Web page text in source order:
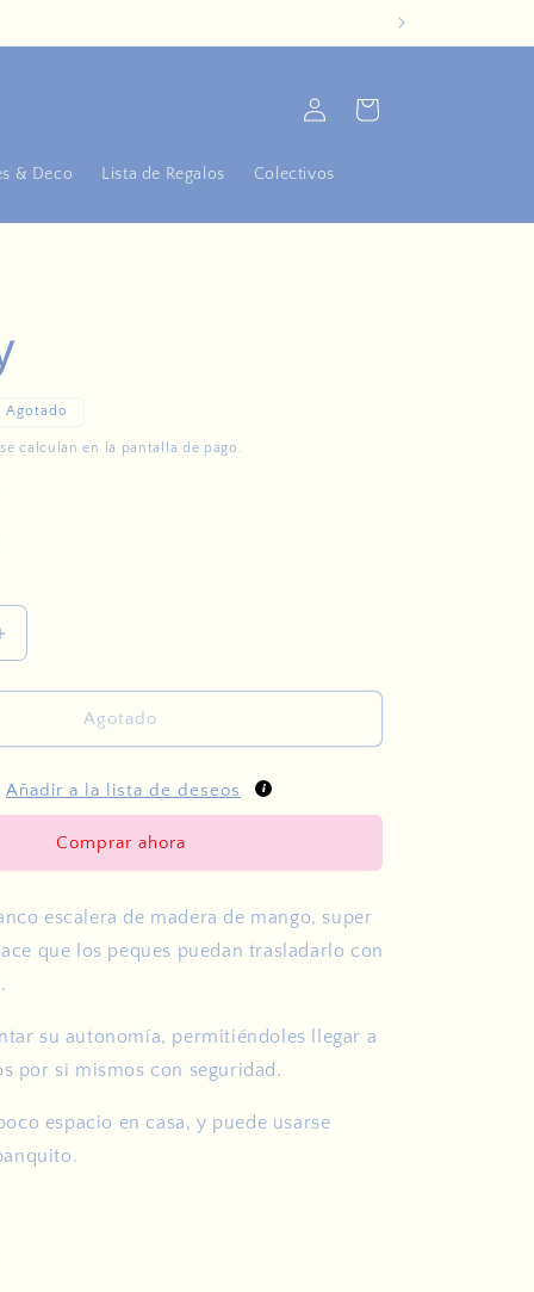
& Deco Lista de Regalos Colectivos
sesión
Carrito
Agotado
se calculan en la pantalla de pago.
Aumentar
Agotado
Añadir a la lista de deseos
Comprar ahora
escalera de madera de mango, super
que los peques puedan trasladarlo con
su autonomía, permitiéndoles llegar a
por si mismos con seguridad.
espacio en casa, y puede usarse